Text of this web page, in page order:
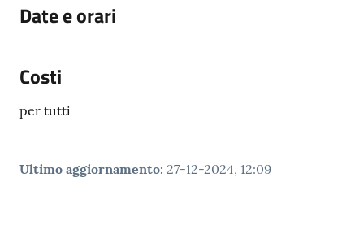
Date e orari
Costi
per tutti
Ultimo aggiornamento: 27-12-2024, 12:09